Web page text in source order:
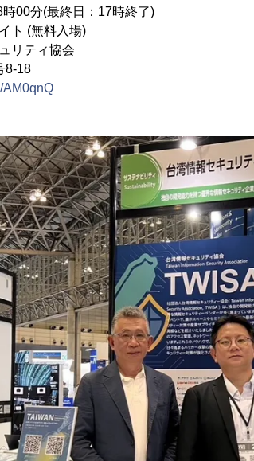
(最終日：17時終了)
(無料入場)
リティ協会
8-18
AM0qnQ